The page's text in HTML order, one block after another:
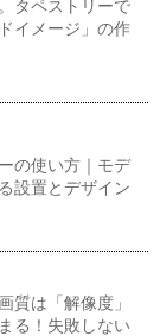
タペストリーで
イメージ」の作
の使い方｜モデ
設置とデザイン
質は「解像度」
る！失敗しない